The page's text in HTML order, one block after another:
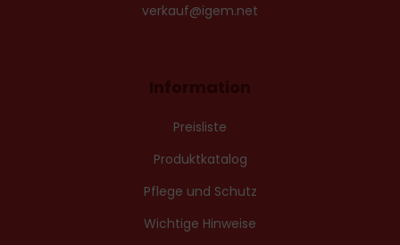
verkauf@igem.net
Information
Preisliste
Produktkatalog
Pflege und Schutz
Wichtige Hinweise